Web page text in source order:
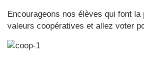
Encourageons nos élèves qui font la
valeurs coopératives et allez voter